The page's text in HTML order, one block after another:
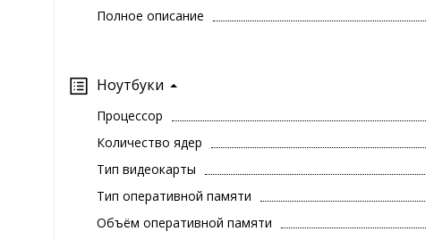
Полное описание
Ноутбуки
Процессор
Количество ядер
Тип видеокарты
Тип оперативной памяти
Объём оперативной памяти